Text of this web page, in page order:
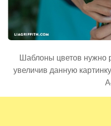
Шаблоны цветов нужно
увеличив данную